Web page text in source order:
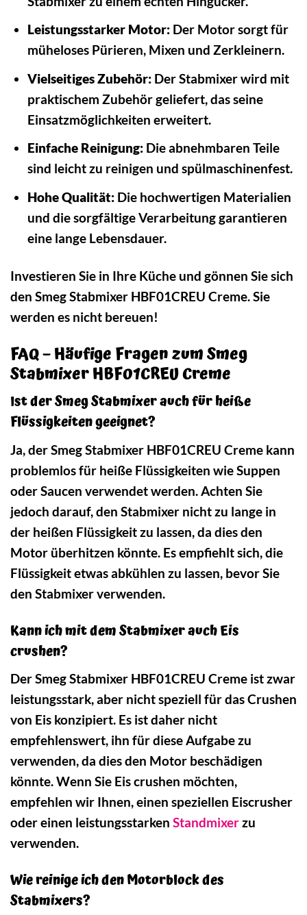
Leistungsstarker Motor:Der Motor sorgt für
müheloses Pürieren, Mixen und Zerkleinern.
Vielseitiges Zubehör:Der Stabmixer wird mit
praktischem Zubehör geliefert, das seine
Einsatzmöglichkeiten erweitert.
Einfache Reinigung:Die abnehmbaren Teile
sind leicht zu reinigen und spülmaschinenfest.
Hohe Qualität:Die hochwertigen Materialien
und die sorgfältige Verarbeitung garantieren
eine lange Lebensdauer.
Investieren Sie in Ihre Küche und gönnen Sie sich
den Smeg Stabmixer HBF01CREU Creme. Sie
werden es nicht bereuen!
FAQ – Häufige Fragen zum Smeg
Stabmixer HBF01CREU Creme
Ist der Smeg Stabmixer auch für heiße
Flüssigkeiten geeignet?
Ja, der Smeg Stabmixer HBF01CREU Creme kann
problemlos für heiße Flüssigkeiten wie Suppen
oder Saucen verwendet werden. Achten Sie
jedoch darauf, den Stabmixer nicht zu lange in
der heißen Flüssigkeit zu lassen, da dies den
Motor überhitzen könnte. Es empfiehlt sich, die
Flüssigkeit etwas abkühlen zu lassen, bevor Sie
den Stabmixer verwenden.
Kann ich mit dem Stabmixer auch Eis
crushen?
Der Smeg Stabmixer HBF01CREU Creme ist zwar
leistungsstark, aber nicht speziell für das Crushen
von Eis konzipiert. Es ist daher nicht
empfehlenswert, ihn für diese Aufgabe zu
verwenden, da dies den Motor beschädigen
könnte. Wenn Sie Eis crushen möchten,
empfehlen wir Ihnen, einen speziellen Eiscrusher
oder einen leistungsstarken Standmixerzu
verwenden.
Wie reinige ich den Motorblock des
Stabmixers?